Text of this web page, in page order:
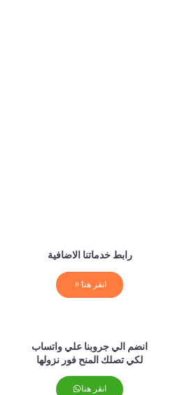
رابط خدماتنا الاضافية
انقر هنا
انضم الي جروبنا علي واتساب
لكي تصلك المنح فور نزولها
انقر هنا